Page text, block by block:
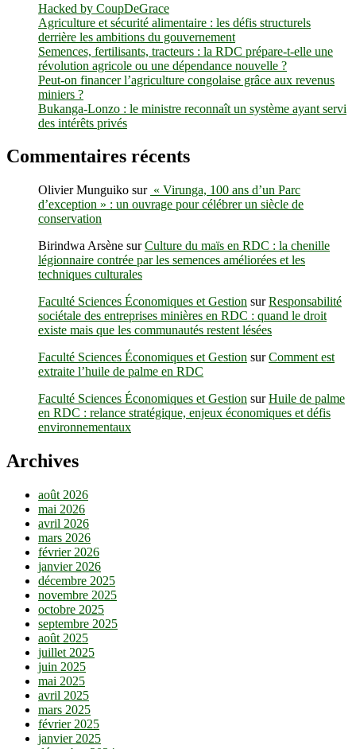
suscite
de
nouveaux
appels
à
des
investissements
urgents
dans
énergies
renouvelables
l’Afrique
Hacked by CoupDeGrace
Agriculture et sécurité alimentaire : les défis structurels
derrière les ambitions du gouvernement
Semences, fertilisants, tracteurs : la RDC prépare-t-elle une
révolution agricole ou une dépendance nouvelle ?
Peut-on financer l’agriculture congolaise grâce aux revenus
miniers ?
Bukanga-Lonzo : le ministre reconnaît un système ayant servi
des intérêts privés
Commentaires récents
Olivier Munguiko sur « Virunga, 100 ans d’un Parc
d’exception » : un ouvrage pour célébrer un siècle de
conservation
Birindwa Arsène surCulture du maïs en RDC : la chenille
légionnaire contrée par les semences améliorées et les
techniques culturales
Faculté Sciences Économiques et Gestion surResponsabilité
sociétale des entreprises minières en RDC : quand le droit
existe mais que les communautés restent lésées
Faculté Sciences Économiques et Gestion surComment est
extraite l’huile de palme en RDC
Faculté Sciences Économiques et Gestion surHuile de palme
en RDC : relance stratégique, enjeux économiques et défis
environnementaux
Archives
août 2026
mai 2026
avril 2026
mars 2026
février 2026
janvier 2026
décembre 2025
novembre 2025
octobre 2025
septembre 2025
août 2025
juillet 2025
juin 2025
mai 2025
avril 2025
mars 2025
février 2025
janvier 2025